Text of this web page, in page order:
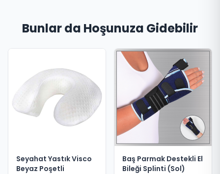
Bunlar da Hoşunuza Gidebilir
Seyahat Yastık Visco
Beyaz Poşetli
Baş Parmak Destekli El
Bileği Splinti (Sol)